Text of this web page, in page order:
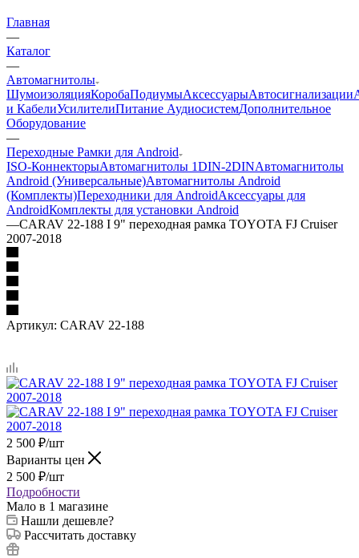
Главная
—
Каталог
—
Автомагнитолы
ШумоизоляцияКоробаПодиумыАксессуарыАвтосигнализации
и КабелиУсилителиПитание АудиосистемДополнительное
Оборудование
—
Переходные Рамки для Android
ISO-КоннекторыАвтомагнитолы 1DIN-2DINАвтомагнитолы
Android (Универсальные)Автомагнитолы Android
(Комплекты)Переходники для AndroidАксессуары для
AndroidКомплекты для установки Android
—CARAV 22-188 I 9" переходная рамка TOYOTA FJ Cruiser
2007-2018
Артикул: CARAV 22-188
2 500 ₽/шт
Варианты цен
2 500 ₽/шт
Подробности
Мало в 1 магазине
Нашли дешевле?
Рассчитать доставку